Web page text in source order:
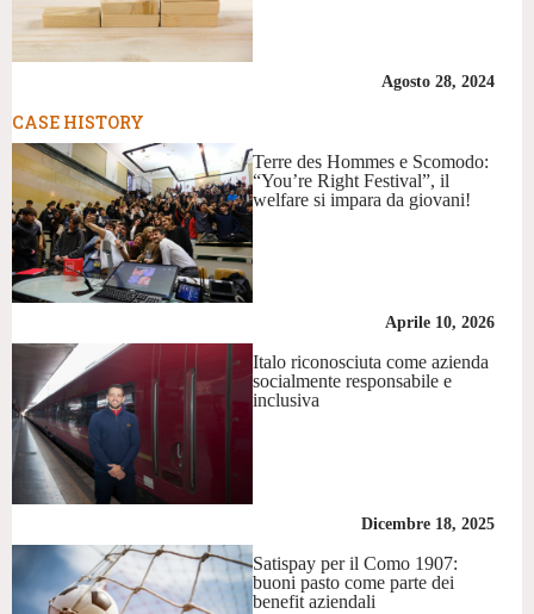
Agosto 28, 2024
CASE HISTORY
Terre des Hommes e Scomodo:
“You’re Right Festival”, il
welfare si impara da giovani!
Aprile 10, 2026
Italo riconosciuta come azienda
socialmente responsabile e
inclusiva
Dicembre 18, 2025
Satispay per il Como 1907:
buoni pasto come parte dei
benefit aziendali